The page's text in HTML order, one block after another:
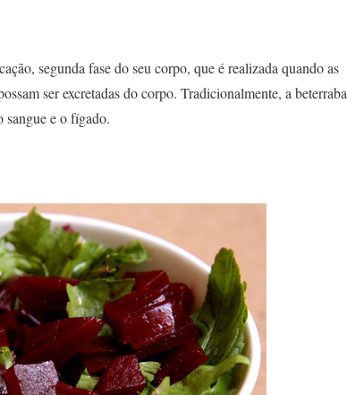
segunda fase do seu corpo, que é realizada quando as
ser excretadas do corpo. Tradicionalmente, a beterraba
sangue e o fígado.